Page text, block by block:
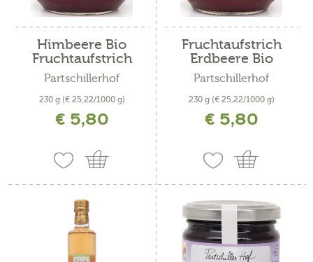
Himbeere Bio
Fruchtaufstrich
Partschillerhof
230 g (€ 25,22/1000 g)
€ 5,80
Fruchtaufstrich
Erdbeere Bio
Partschillerhof
230 g (€ 25,22/1000 g)
€ 5,80